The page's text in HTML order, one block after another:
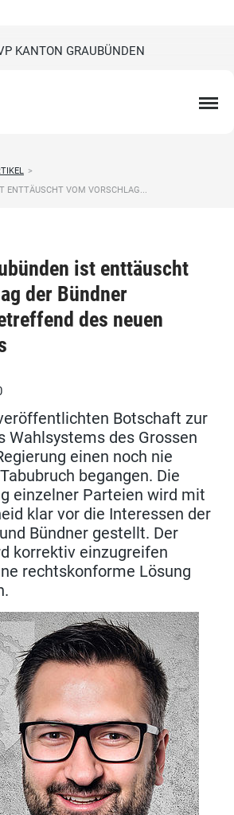
KANTON GRAUBÜNDEN
>
ENTTÄUSCHT VOM VORSCHLAG...
ist enttäuscht
der Bündner
des neuen
Botschaft zur
Wahlsystems des Grossen
einen noch nie
begangen. Die
einzelner Parteien wird mit
klar vor die Interessen der
Bündner gestellt. Der
korrektiv einzugreifen
rechtskonforme Lösung